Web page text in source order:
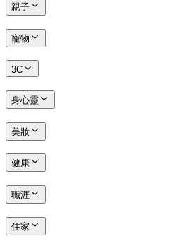
親子
寵物
3C
身心靈
美妝
健康
職涯
住家